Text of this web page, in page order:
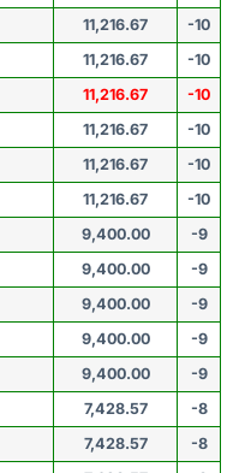
11,216.67
-10
11,216.67
-10
11,216.67
-10
11,216.67
-10
11,216.67
-10
11,216.67
-10
9,400.00
-9
9,400.00
-9
9,400.00
-9
9,400.00
-9
9,400.00
-9
7,428.57
-8
7,428.57
-8